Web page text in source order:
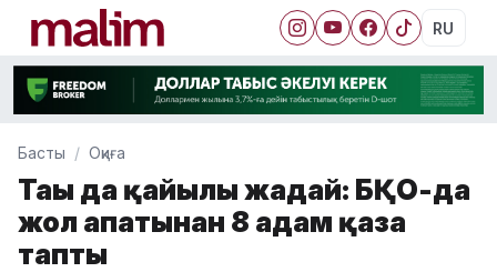
RU
Басты Оқиға
Тағы да қайғылы жағдай: БҚО-да
жол апатынан 8 адам қаза
тапты